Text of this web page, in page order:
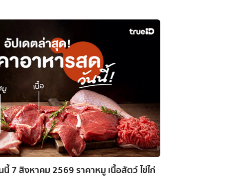
7 สิงหาคม 2569 ราคาหมู เนื้อสัตว์ ไข่ไก่